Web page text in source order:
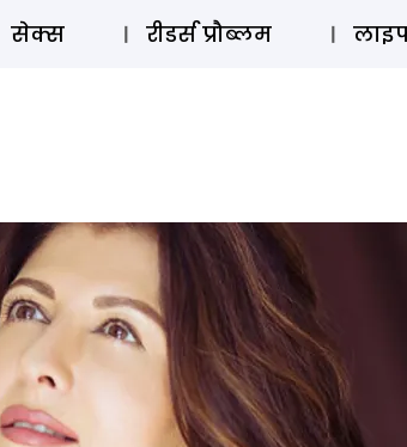
सेक्स रीडर्स प्रौब्लम